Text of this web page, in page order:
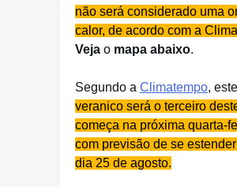
não será considerado uma
calor, de acordo com a
Veja o mapa abaixo.
Segundo a Climatempo, este
veranico será o terceiro
começa na próxima quarta-
com previsão de se
dia 25 de agosto.